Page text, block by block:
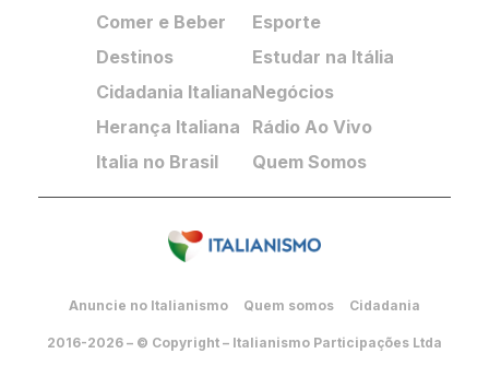
Comer e Beber
Destinos
Cidadania Italiana
Herança Italiana
Italia no Brasil
Esporte
Estudar na Itália
Negócios
Rádio Ao Vivo
Quem Somos
Anuncie no Italianismo Quem somos Cidadania
2016-2026 – © Copyright – Italianismo Participações Ltda